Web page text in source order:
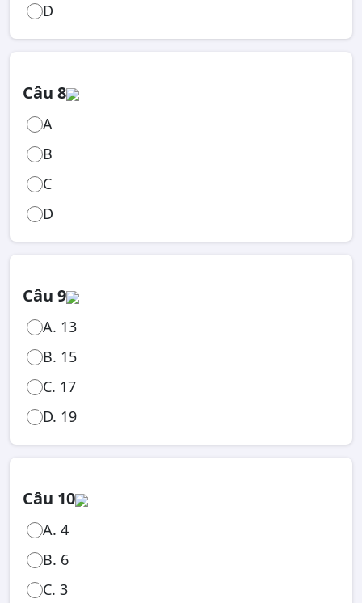
D
Câu 8
A
B
C
D
Câu 9
A. 13
B. 15
C. 17
D. 19
Câu 10
A. 4
B. 6
C. 3